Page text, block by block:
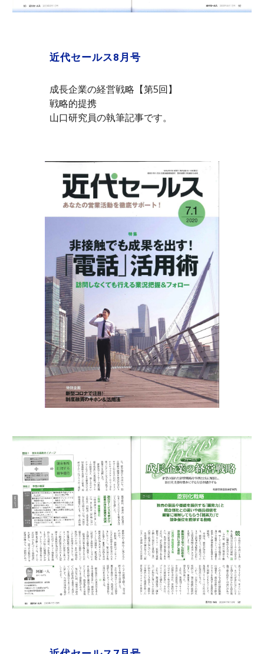
近代セールス8月号
成長企業の経営戦略【第5回】
戦略的提携
山口研究員の執筆記事です。